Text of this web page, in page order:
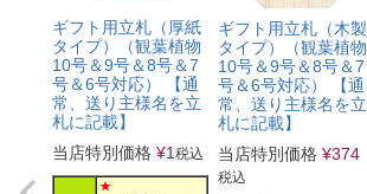
ギフト用立札（厚紙
タイプ）（観葉植物
10号＆9号＆8号＆7
号＆6号対応） 【通
常、送り主様名を立
札に記載】
当店特別価格 ¥1税込
ギフト用立札（木製
タイプ）（観葉植物
10号＆9号＆8号＆7
号＆6号対応） 【通
常、送り主様名を立
札に記載】
当店特別価格 ¥374
税込